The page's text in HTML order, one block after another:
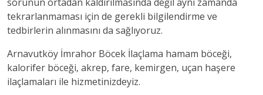
tekrarlanmaması için de gerekli bilgilendirme ve
tedbirlerin alınmasını da sağlıyoruz.
Arnavutköy İmrahor Böcek İlaçlama hamam böceği,
kalorifer böceği, akrep, fare, kemirgen, uçan haşere
ilaçlamaları ile hizmetinizdeyiz.